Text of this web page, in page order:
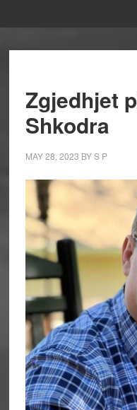
Zgjedhjet
Shkodra
MAY 28, 2023 BYS P